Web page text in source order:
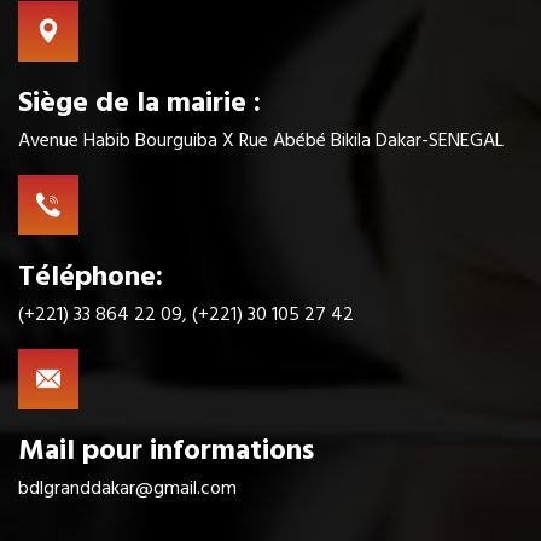
Siège de la mairie :
Avenue Habib Bourguiba X Rue Abébé Bikila Dakar-SENEGAL
Téléphone:
(+221) 33 864 22 09, (+221) 30 105 27 42
Mail pour informations
bdlgranddakar@gmail.com